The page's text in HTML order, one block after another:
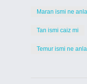
Maran ismi ne
Tan ismi caiz mi
Temur ismi ne